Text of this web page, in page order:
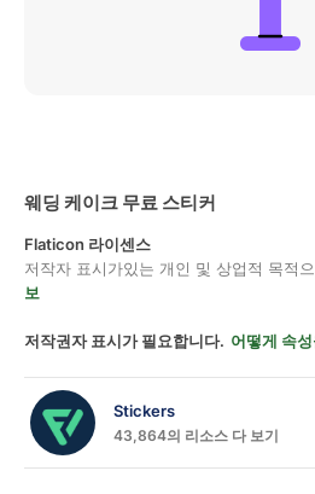
웨딩 케이크 무료 스티커
Flaticon 라이센스
저작자 표시가있는 개인 및 상업적 목적
보
저작권자 표시가 필요합니다. 어떻게 속
Stickers
43,864의 리소스 다 보기